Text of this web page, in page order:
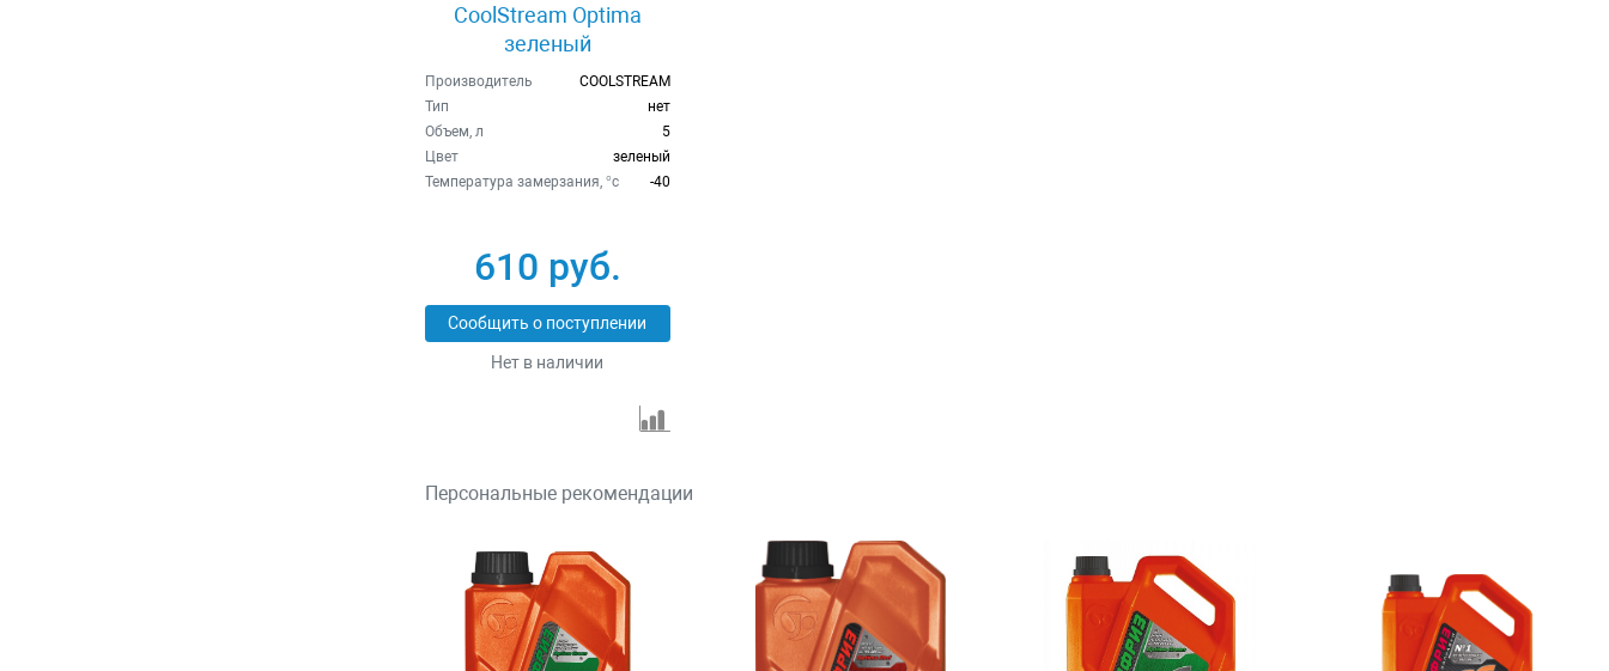
CoolStream Optima
зеленый
Производитель
COOLSTREAM
Тип
нет
Объем, л
5
Цвет
зеленый
Температура замерзания, °c
-40
610 руб.
Сообщить о поступлении
Нет в наличии
Персональные рекомендации